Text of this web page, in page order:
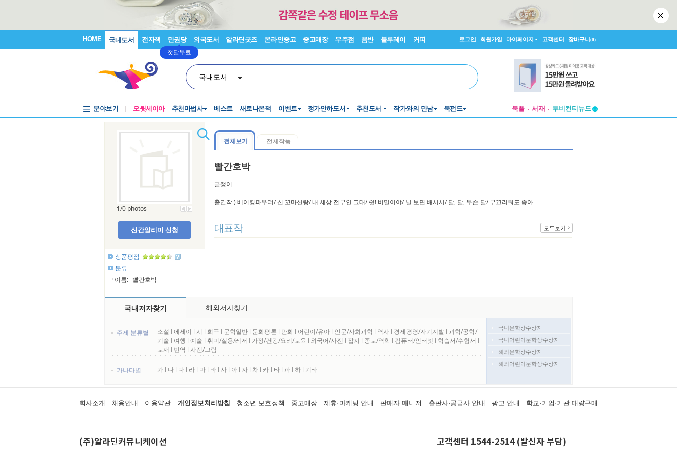
HOME 국내도서 전자책 만권당
첫달무료
외국도서 알라딘굿즈 온라인중고 중고매장 우주점 음반 블루레이 커피 로그인 회원가입 마이페이지 고객센터 장바구니(0)
국내도서
분야보기 오뒷세이아 추천마법사 베스트 새로나온책 이벤트 정가인하도서 추천도서 작가와의 만남 북펀드 북플 서재
투비컨티뉴드
1/0 photos
신간알리미 신청
상품평점
분류
이름: 빨간호박
전체보기 전체작품
빨간호박
글쟁이
출간작 ) 베이킹파우더/ 신 꼬마신랑/ 내 세상 전부인 그대/ 쉿! 비밀이야/ 널 보면 배시시/ 달, 달, 무슨 달/ 부끄러워도 좋아
대표작 모두보기
국내저자찾기 해외저자찾기
주제 분류별 소설 l 에세이 l 시 l 희곡 l 문학일반 l 문화평론 l 만화 l 어린이/유아 l 인문/사회과학 l 역사 l 경제경영/자기계발 l 과학/공학/
기술 l 여행 l 예술 l 취미/실용/레저 l 가정/건강/요리/교육 l 외국어/사전 l 잡지 l 종교/역학 l 컴퓨터/인터넷 l 학습서/수험서 l
교재 l 번역 l 사진/그림
가나다별 가 l 나 l 다 l 라 l 마 l 바 l 사 l 아 l 자 l 차 l 카 l 타 l 파 l 하 l 기타
국내문학상수상자
국내어린이문학상수상자
해외문학상수상자
해외어린이문학상수상자
회사소개 채용안내 이용약관 개인정보처리방침 청소년 보호정책 중고매장 제휴·마케팅 안내 판매자 매니저 출판사·공급사 안내 광고 안내 학교·기업·기관 대량구매
(주)알라딘커뮤니케이션 고객센터 1544-2514 (발신자 부담)